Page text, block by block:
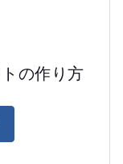
の作り方